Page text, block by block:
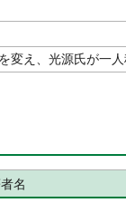
変え、光源氏が一
名